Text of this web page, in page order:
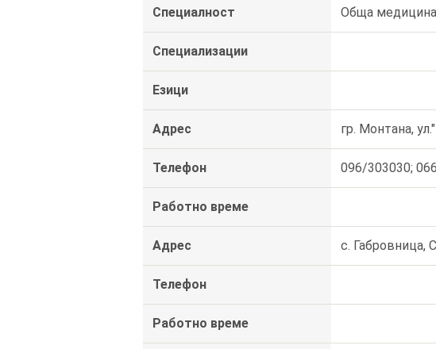
Специалност Обща медицина
Специализации
Езици
Адрес гр. Монтана,
Телефон 096/303030;
Работно време
Адрес с. Габровница,
Телефон
Работно време